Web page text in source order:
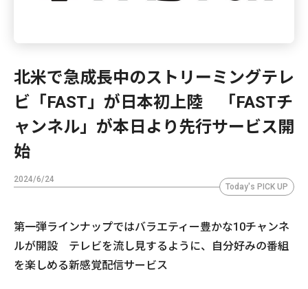
北米で急成長中のストリーミングテレ
ビ「FAST」が日本初上陸 「FASTチ
ャンネル」が本日より先行サービス開
始
2024/6/24
Today's PICK UP
第一弾ラインナップではバラエティー豊かな10チャンネ
ルが開設 テレビを流し見するように、自分好みの番組
を楽しめる新感覚配信サービス